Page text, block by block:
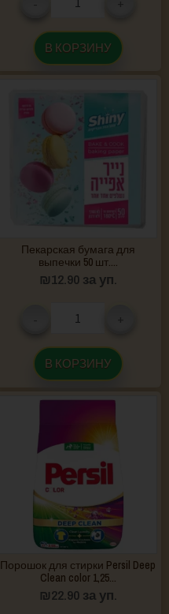
В КОРЗИНУ
Пекарская бумага для
выпечки 50 шт....
₪12.90 за уп.
В КОРЗИНУ
Порошок для стирки Persil Deep
Clean color 1,25...
₪22.90 за уп.